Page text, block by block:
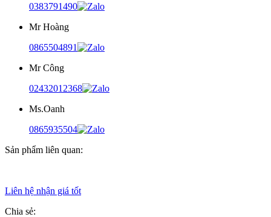
0383791490
Mr Hoàng
0865504891
Mr Công
02432012368
Ms.Oanh
0865935504
Sản phẩm liên quan:
Liên hệ nhận giá tốt
Chia sẻ: